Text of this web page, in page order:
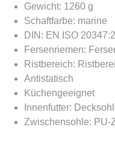
Gewicht: 1260 g
Schaftfarbe: marine
DIN: EN ISO
Fersenriemen:
Ristbereich:
Antistatisch
Küchengeeignet
Innenfutter:
Zwischensohle: PU-